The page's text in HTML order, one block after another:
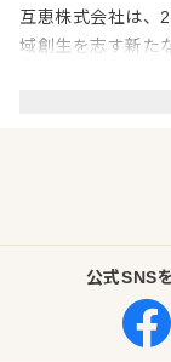
互恵株式会社は、
域創生を志す新た
に、観光施設・宿
事業内容
道の駅
コンサ
営受託
農産物
公式SNS